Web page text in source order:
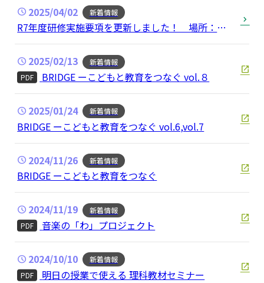
2025/04/02
新着情報
R7年度研修実施要項を更新しました！ 場所：研
修案内→研修実施要項
2025/02/13
新着情報
PDF
BRIDGE ーこどもと教育をつなぐ vol.８
2025/01/24 新着情報
BRIDGE ーこどもと教育をつなぐ vol.6,vol.7
2024/11/26 新着情報
BRIDGE ーこどもと教育をつなぐ
2024/11/19
新着情報
PDF
音楽の「わ」プロジェクト
2024/10/10
新着情報
PDF
明日の授業で使える 理科教材セミナー